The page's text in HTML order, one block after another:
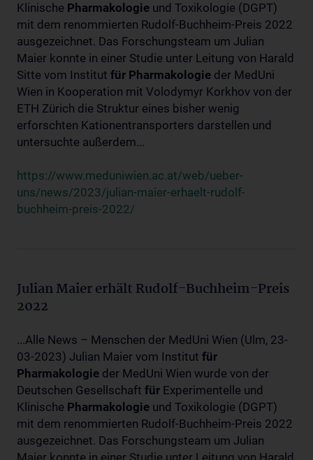
Klinische Pharmakologie und Toxikologie (DGPT)
mit dem renommierten Rudolf-Buchheim-Preis 2022
ausgezeichnet. Das Forschungsteam um Julian
Maier konnte in einer Studie unter Leitung von Harald
Sitte vom Institut für Pharmakologie der MedUni
Wien in Kooperation mit Volodymyr Korkhov von der
ETH Zürich die Struktur eines bisher wenig
erforschten Kationentransporters darstellen und
untersuchte außerdem...
https://www.meduniwien.ac.at/web/ueber-
uns/news/2023/julian-maier-erhaelt-rudolf-
buchheim-preis-2022/
Julian Maier erhält Rudolf-Buchheim-Preis
2022
...Alle News – Menschen der MedUni Wien (Ulm, 23-
03-2023) Julian Maier vom Institut für
Pharmakologie der MedUni Wien wurde von der
Deutschen Gesellschaft für Experimentelle und
Klinische Pharmakologie und Toxikologie (DGPT)
mit dem renommierten Rudolf-Buchheim-Preis 2022
ausgezeichnet. Das Forschungsteam um Julian
Maier konnte in einer Studie unter Leitung von Harald